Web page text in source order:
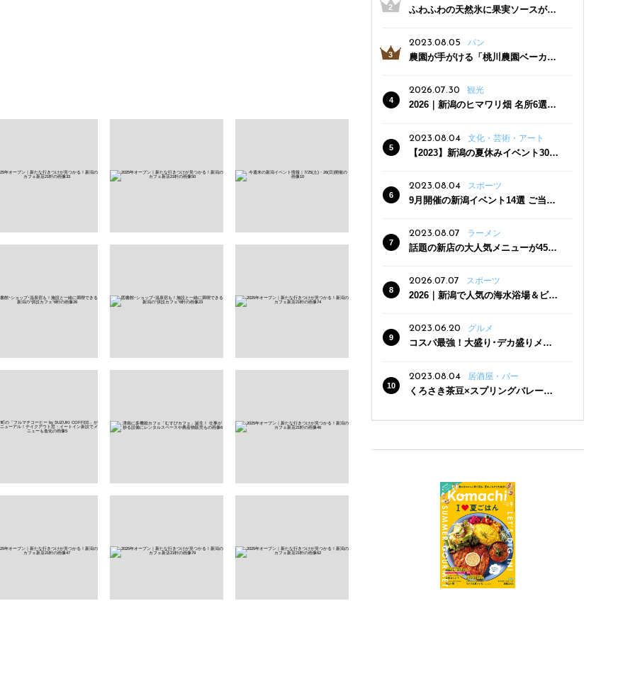
ふわふわの天然氷に果実ソースがた
三条駅近くにオープン
2023.08.05 パン
農園が手がける「桃川農園ベーカリ
った焼きたてパンのほか、ジェラー
トやスムージーも
2026.07.30 観光
2026｜新潟のヒマワリ畑 名所6選
2023.08.04
文化・芸術・アート
【2023】新潟の夏休みイベント30
2023.08.04
スポーツ
9月開催の新潟イベント14選 ご当地
2023.08.07 ラーメン
話題の新店の大人気メニューが450
クーポン登場
2026.07.07 スポーツ
2026｜新潟で人気の海水浴場＆ビー
2023.06.20
グルメ
コスパ最強！大盛り･デカ盛りメニ
2023.08.04
居酒屋・バー
くろさき茶豆×スプリングバレー豊